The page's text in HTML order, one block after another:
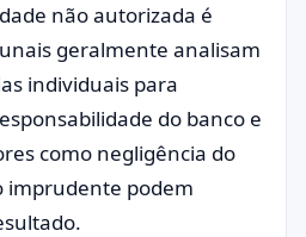
não autorizada é
geralmente analisam
individuais para
do banco e
como negligência do
imprudente podem